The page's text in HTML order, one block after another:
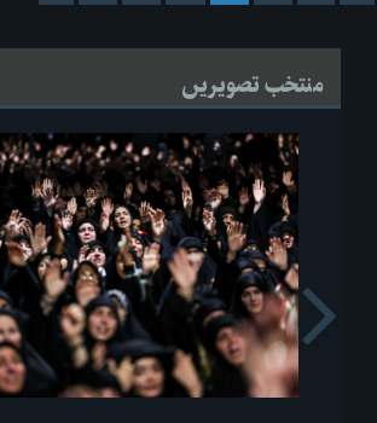
منتخب تصویریں
Next